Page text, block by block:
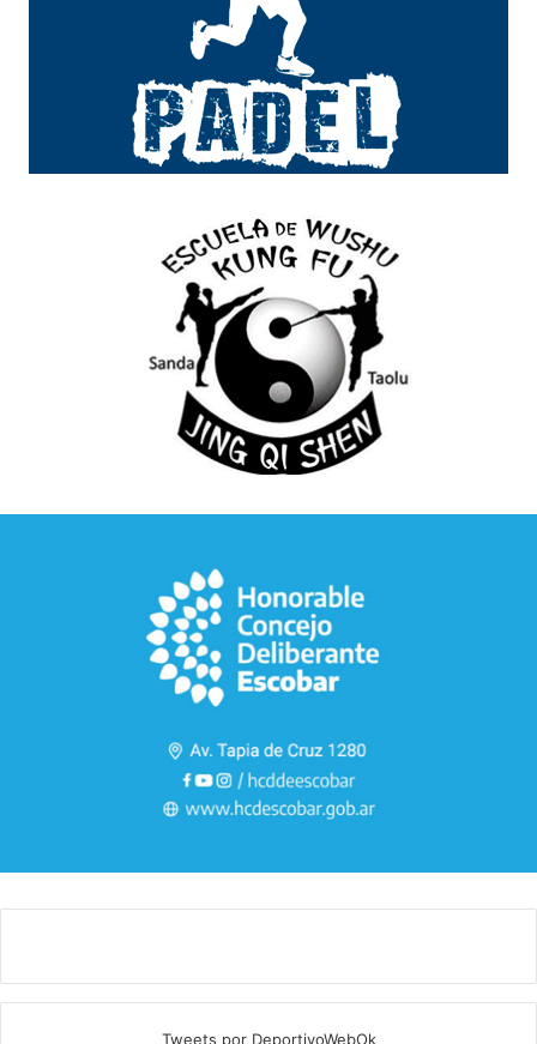
Tweets por DeportivoWebOk